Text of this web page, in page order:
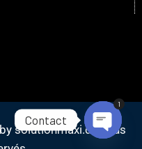
solutionmaxi.dz Tous
Contact
1